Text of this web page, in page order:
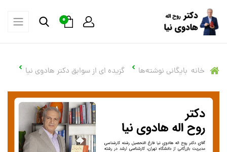
0
خانه بایگانی نوشته‌ها گزیده ای از سوابق دکتر هادوی نیا